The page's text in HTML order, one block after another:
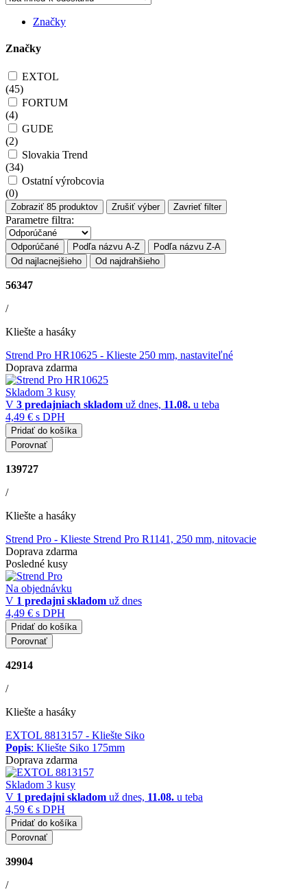
Značky
Značky
EXTOL
(45)
FORTUM
(4)
GUDE
(2)
Slovakia Trend
(34)
Ostatní výrobcovia
(0)
Zobraziť 85 produktov Zrušiť výber Zavrieť filter
Parametre filtra:
Odporúčané Podľa názvu A-Z
Podľa názvu Z-A
Od najlacnejšieho
Od najdrahšieho
56347
/
Kliešte a hasáky
Strend Pro HR10625 - Klieste 250 mm, nastaviteľné
Doprava zdarma
Skladom 3 kusy
V 3 predajniach skladom už dnes, 11.08. u teba
4,49 € s DPH
Pridať do košíka
Porovnať
139727
/
Kliešte a hasáky
Strend Pro - Klieste Strend Pro R1141, 250 mm, nitovacie
Doprava zdarma
Posledné kusy
Na objednávku
V 1 predajni skladom už dnes
4,49 € s DPH
Pridať do košíka
Porovnať
42914
/
Kliešte a hasáky
EXTOL 8813157 - Kliešte Siko
Popis: Kliešte Siko 175mm
Doprava zdarma
Skladom 3 kusy
V 1 predajni skladom už dnes, 11.08. u teba
4,59 € s DPH
Pridať do košíka
Porovnať
39904
/